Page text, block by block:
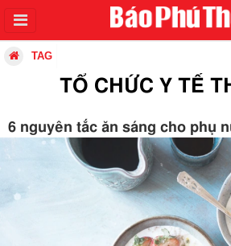
TAG
TỔ CHỨC Y TẾ
6 nguyên tắc ăn sáng cho phụ